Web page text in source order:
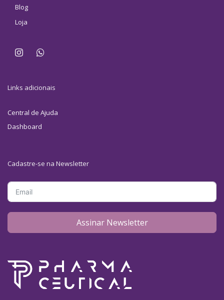
Blog
Loja
Links adicionais
Central de Ajuda
Dashboard
Cadastre-se na Newsletter
Assinar Newsletter